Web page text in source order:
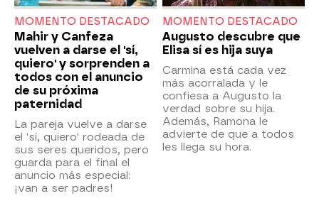
MOMENTO DESTACADO
Mahir y Canfeza
vuelven a darse el 'sí,
quiero' y sorprenden a
todos con el anuncio
de su próxima
paternidad
La pareja vuelve a darse
el 'sí, quiero' rodeada de
sus seres queridos, pero
guarda para el final el
anuncio más especial:
¡van a ser padres!
MOMENTO DESTACADO
Augusto descubre que
Elisa sí es hija suya
Carmina está cada vez
más acorralada y le
confiesa a Augusto la
verdad sobre su hija.
Además, Ramona le
advierte de que a todos
les llega su hora.